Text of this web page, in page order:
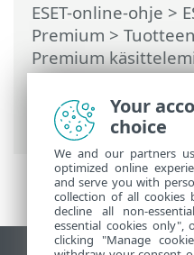
ESET-online-ohje >
Premium >
Premium
Internet-suojaus>
Valintaikkunat –
Poikkeuksen
Your
choice
We and our partners
optimized online
and serve you with
collection of all cookies
decline all non-
essential cookies
clicking "Manage